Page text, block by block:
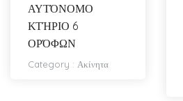
ΑΥΤΌΝΟΜΟ
ΚΤΉΡΙΟ 6
ΟΡΌΦΩΝ
Category : Ακίνητα